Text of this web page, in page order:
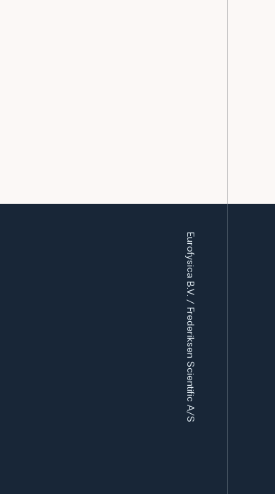
Eurofysica B.V. / Frederiksen Scientific A/S